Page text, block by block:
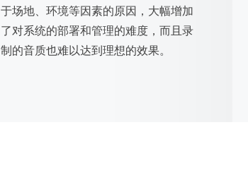
于场地、环境等因素的原因，大幅增加
了对系统的部署和管理的难度，而且录
制的音质也难以达到理想的效果。